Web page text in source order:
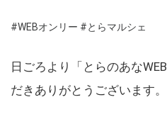
#WEBオンリー #とらマルシェ
日ごろより「とらのあな
だきありがとうございます。